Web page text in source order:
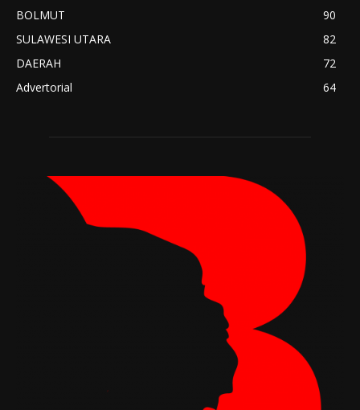
BOLMUT
90
SULAWESI UTARA
82
DAERAH
72
Advertorial
64